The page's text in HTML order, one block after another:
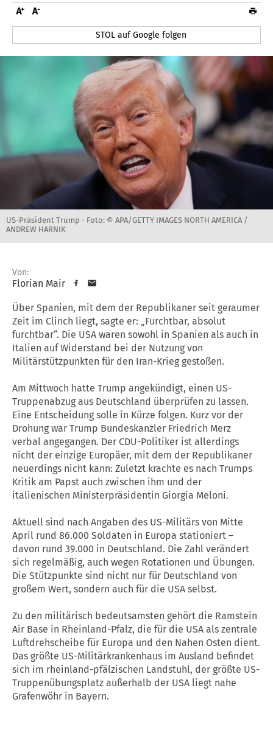
STOL auf Google folgen
US-Präsident Trump - Foto: © APA/GETTY IMAGES NORTH AMERICA /
ANDREW HARNIK
Von:
Florian Mair
Über Spanien, mit dem der Republikaner seit geraumer
Zeit im Clinch liegt, sagte er: „Furchtbar, absolut
furchtbar“. Die USA waren sowohl in Spanien als auch in
Italien auf Widerstand bei der Nutzung von
Militärstützpunkten für den Iran-Krieg gestoßen.
Am Mittwoch hatte Trump angekündigt, einen US-
Truppenabzug aus Deutschland überprüfen zu lassen.
Eine Entscheidung solle in Kürze folgen. Kurz vor der
Drohung war Trump Bundeskanzler Friedrich Merz
verbal angegangen. Der CDU-Politiker ist allerdings
nicht der einzige Europäer, mit dem der Republikaner
neuerdings nicht kann: Zuletzt krachte es nach Trumps
Kritik am Papst auch zwischen ihm und der
italienischen Ministerpräsidentin Giorgia Meloni.
Aktuell sind nach Angaben des US-Militärs von Mitte
April rund 86.000 Soldaten in Europa stationiert –
davon rund 39.000 in Deutschland. Die Zahl verändert
sich regelmäßig, auch wegen Rotationen und Übungen.
Die Stützpunkte sind nicht nur für Deutschland von
großem Wert, sondern auch für die USA selbst.
Zu den militärisch bedeutsamsten gehört die Ramstein
Air Base in Rheinland-Pfalz, die für die USA als zentrale
Luftdrehscheibe für Europa und den Nahen Osten dient.
Das größte US-Militärkrankenhaus im Ausland befindet
sich im rheinland-pfälzischen Landstuhl, der größte US-
Truppenübungsplatz außerhalb der USA liegt nahe
Grafenwöhr in Bayern.